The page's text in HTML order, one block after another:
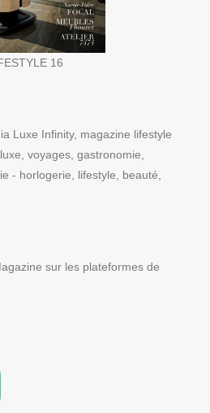
16
Luxe Infinity, magazine lifestyle
voyages, gastronomie,
- horlogerie, lifestyle, beauté,
sur les plateformes de